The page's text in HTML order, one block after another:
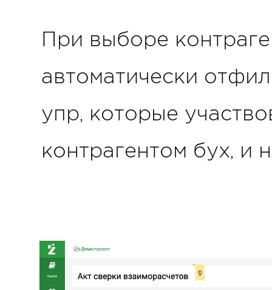
При выборе
автоматически
упр, которые
контрагентом бух, и